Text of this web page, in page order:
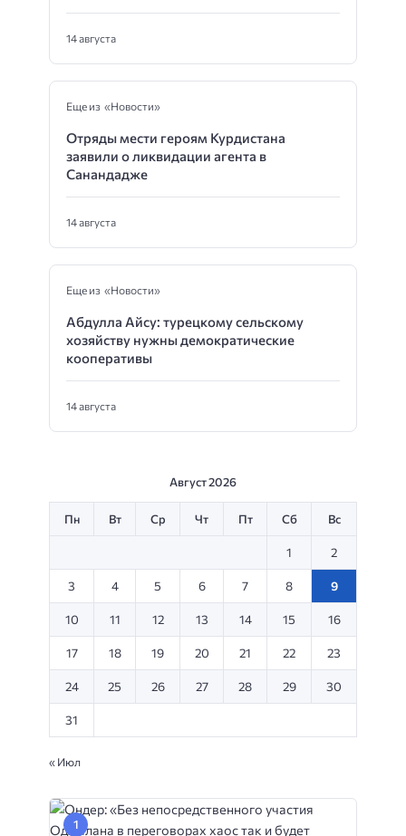
14 августа
Еще из «Новости»
Отряды мести героям Курдистана
заявили о ликвидации агента в
Санандадже
14 августа
Еще из «Новости»
Абдулла Айсу: турецкому сельскому
хозяйству нужны демократические
кооперативы
14 августа
Август 2026
Пн Вт Ср Чт Пт Сб Вс
1 2
3 4 5 6 7 8 9
10 11 12 13 14 15 16
17 18 19 20 21 22 23
24 25 26 27 28 29 30
31
« Июл